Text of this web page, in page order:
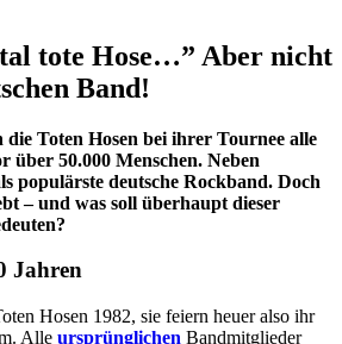
tote Hose…” Aber nicht
Band!
die Toten Hosen bei ihrer Tournee alle
über 50.000 Menschen. Neben
populärste deutsche Rockband. Doch
– und was soll überhaupt dieser
Jahren
Hosen 1982, sie feiern heuer also ihr
Alle ursprünglichen Bandmitglieder